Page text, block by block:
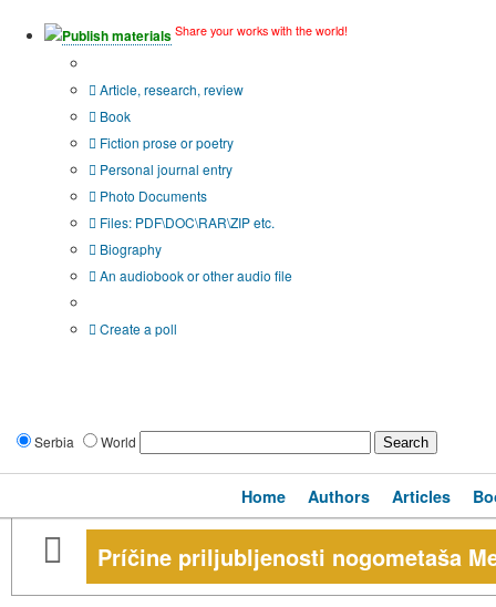
Publish materials Share your works with the world!
Article, research, review
Book
Fiction prose or poetry
Personal journal entry
Photo Documents
Files: PDF\DOC\RAR\ZIP etc.
Biography
An audiobook or other audio file
Create a poll
Serbia World
Home Authors Articles
Príčine priljubljenosti nogometaša